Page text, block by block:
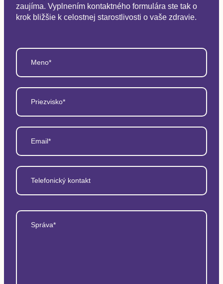
zaujíma. Vyplnením kontaktného formulára ste tak o
krok bližšie k celostnej starostlivosti o vaše zdravie.
Meno*
Priezvisko*
Email*
Telefonický kontakt
Správa*